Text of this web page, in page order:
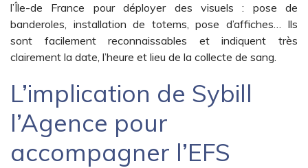
l’Île-de France pour déployer des visuels : pose de
banderoles, installation de totems, pose d’affiches… Ils
sont facilement reconnaissables et indiquent très
clairement la date, l’heure et lieu de la collecte de sang.
L’implication de Sybill
l’Agence pour
accompagner l’EFS